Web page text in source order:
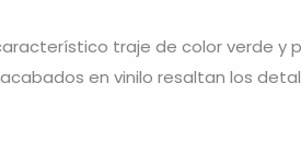
traje de color verde
acabados en vinilo resaltan los